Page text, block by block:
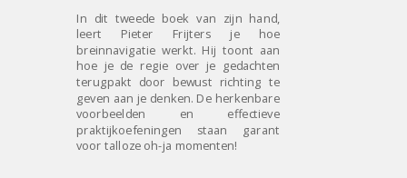
In dit tweede boek van zijn hand,
leert Pieter Frijters je hoe
breinnavigatie werkt. Hij toont aan
hoe je de regie over je gedachten
terugpakt door bewust richting te
geven aan je denken. De herkenbare
voorbeelden en effectieve
praktijkoefeningen staan garant
voor talloze oh-ja momenten!